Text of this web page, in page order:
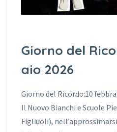
Giorno del
aio 2026
Giorno del Ricordo:10
Il Nuovo Bianchi e Scuole
Figliuoli),